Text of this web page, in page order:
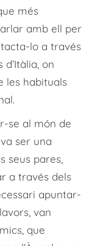
més
amb ell per
lo a través
on
les habituals
se al món de
ser una
seus pares,
a través dels
apuntar-
van
que